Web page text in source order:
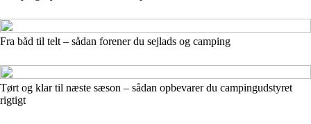
Fra båd til telt – sådan forener du sejlads og camping
Tørt og klar til næste sæson – sådan opbevarer du campingudstyret
rigtigt